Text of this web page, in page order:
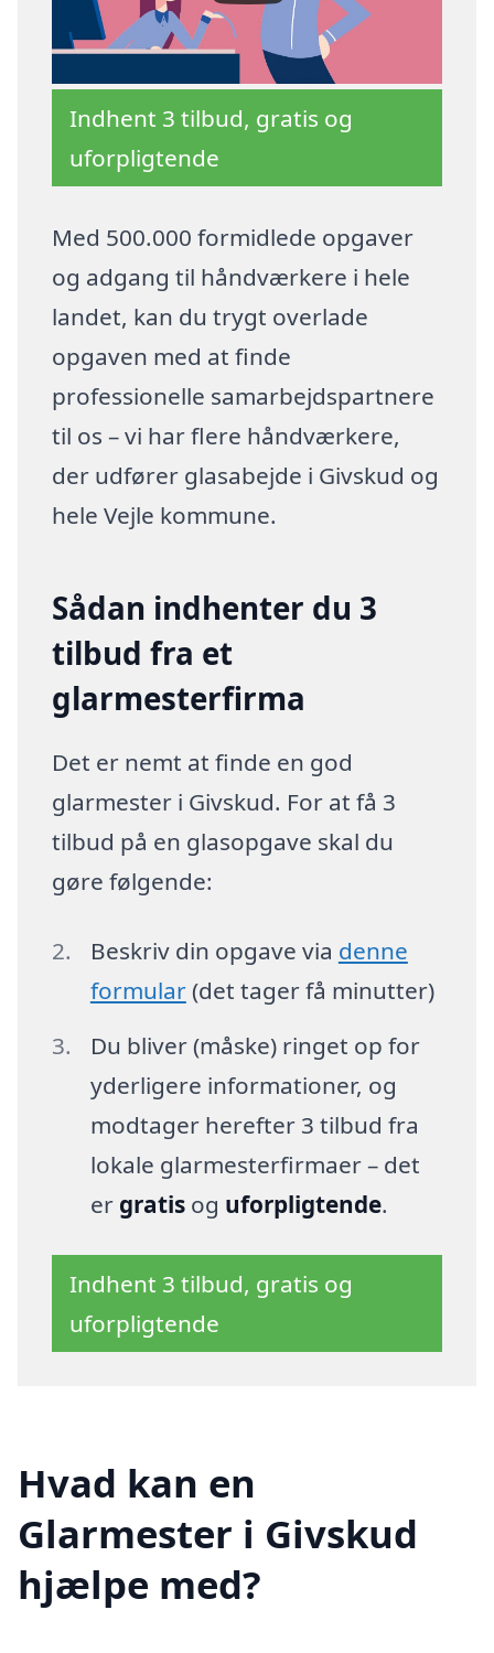
Indhent 3 tilbud, gratis og
uforpligtende
Med 500.000 formidlede opgaver
og adgang til håndværkere i hele
landet, kan du trygt overlade
opgaven med at finde
professionelle samarbejdspartnere
til os – vi har flere håndværkere,
der udfører glasabejde i Givskud og
hele Vejle kommune.
Sådan indhenter du 3
tilbud fra et
glarmesterfirma
Det er nemt at finde en god
glarmester i Givskud. For at få 3
tilbud på en glasopgave skal du
gøre følgende:
Beskriv din opgave via denne
formular(det tager få minutter)
Du bliver (måske) ringet op for
yderligere informationer, og
modtager herefter 3 tilbud fra
lokale glarmesterfirmaer – det
er gratisog uforpligtende.
Indhent 3 tilbud, gratis og
uforpligtende
Hvad kan en
Glarmester i Givskud
hjælpe med?